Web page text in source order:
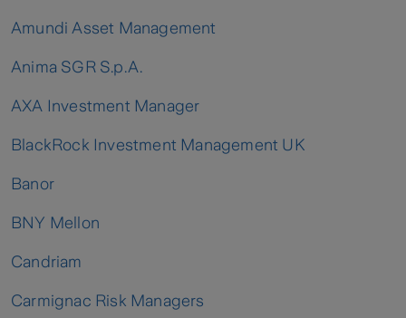
Amundi Asset Management
Anima SGR S.p.A.
AXA Investment Manager
BlackRock Investment Management UK
Banor
BNY Mellon
Candriam
Carmignac Risk Managers